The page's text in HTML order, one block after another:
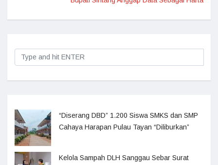
“Diserang DBD” 1.200 Siswa SMKS dan SMP
Cahaya Harapan Pulau Tayan “Diliburkan”
Kelola Sampah DLH Sanggau Sebar Surat